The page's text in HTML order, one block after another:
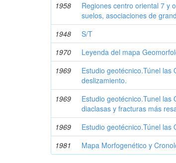
1958
Regiones centro oriental 7 y
suelos, asociaciones de
1948 S/T
1970
Leyenda del mapa
1969
Estudio geotécnico.Túnel las
deslizamiento.
1969
Estudio geotécnico.Tunel las
diaclasas y fracturas más
1969 Estudio geotécnico.Túnel las
1981
Mapa Morfogenético y